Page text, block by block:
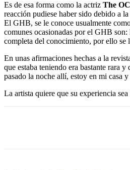
Es de esa forma como la actriz The OC
reacción pudiese haber sido debido a
El GHB, se le conoce usualmente
comunes ocasionadas por el GHB
completa del conocimiento, por ello se
En unas afirmaciones hechas a la
que estaba teniendo era bastante rara
pasado la noche allí, estoy en mi casa
La artista quiere que su experiencia